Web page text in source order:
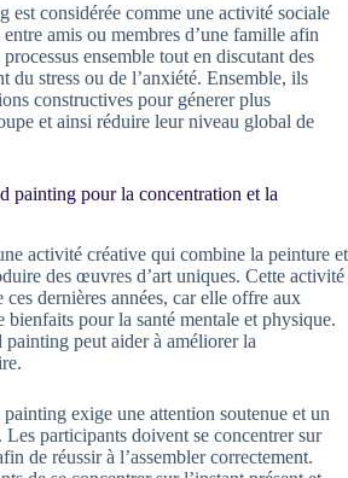
est considérée comme une activité sociale
amis ou membres d’une famille afin
ensemble tout en discutant des
du stress ou de l’anxiété. Ensemble, ils
constructives pour génerer plus
et ainsi réduire leur niveau global de
painting pour la concentration et la
activité créative qui combine la peinture et
des œuvres d’art uniques. Cette activité
ces dernières années, car elle offre aux
bienfaits pour la santé mentale et physique.
peut aider à améliorer la
exige une attention soutenue et un
Les participants doivent se concentrer sur
de réussir à l’assembler correctement.